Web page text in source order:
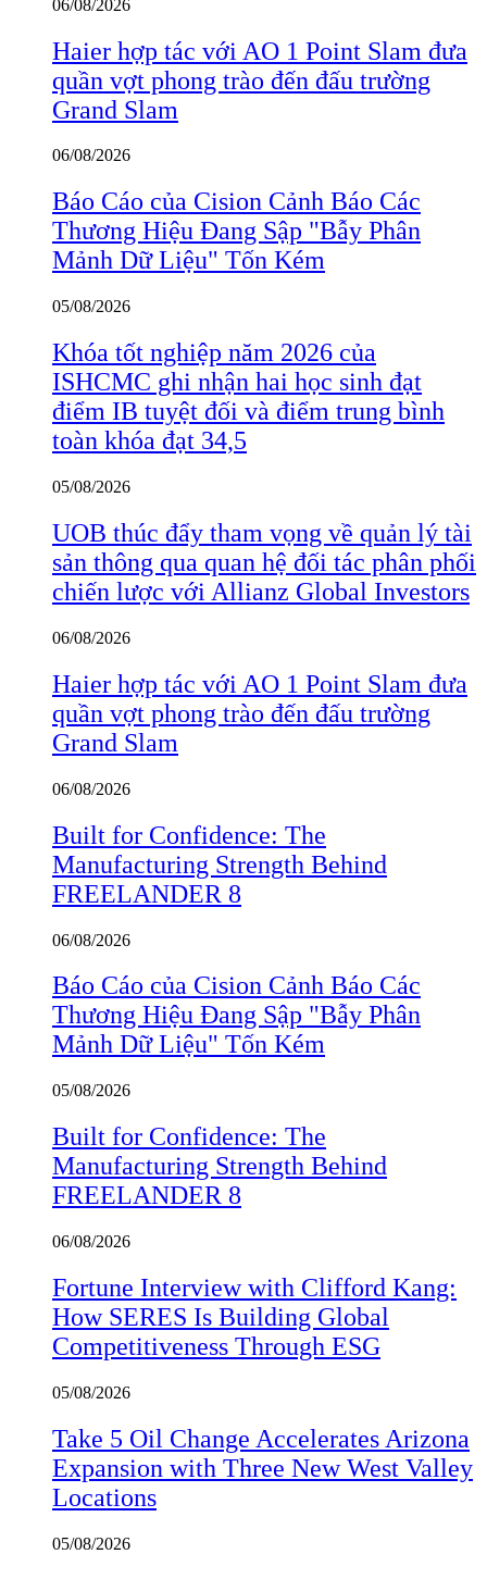
06/08/2026
Haier hợp tác với AO 1 Point Slam đưa
quần vợt phong trào đến đấu trường
Grand Slam
06/08/2026
Báo Cáo của Cision Cảnh Báo Các
Thương Hiệu Đang Sập "Bẫy Phân
Mảnh Dữ Liệu" Tốn Kém
05/08/2026
Khóa tốt nghiệp năm 2026 của
ISHCMC ghi nhận hai học sinh đạt
điểm IB tuyệt đối và điểm trung bình
toàn khóa đạt 34,5
05/08/2026
UOB thúc đẩy tham vọng về quản lý tài
sản thông qua quan hệ đối tác phân phối
chiến lược với Allianz Global Investors
06/08/2026
Haier hợp tác với AO 1 Point Slam đưa
quần vợt phong trào đến đấu trường
Grand Slam
06/08/2026
Built for Confidence: The
Manufacturing Strength Behind
FREELANDER 8
06/08/2026
Báo Cáo của Cision Cảnh Báo Các
Thương Hiệu Đang Sập "Bẫy Phân
Mảnh Dữ Liệu" Tốn Kém
05/08/2026
Built for Confidence: The
Manufacturing Strength Behind
FREELANDER 8
06/08/2026
Fortune Interview with Clifford Kang:
How SERES Is Building Global
Competitiveness Through ESG
05/08/2026
Take 5 Oil Change Accelerates Arizona
Expansion with Three New West Valley
Locations
05/08/2026